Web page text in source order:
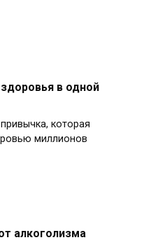
в одной
которая
миллионов
алкоголизма